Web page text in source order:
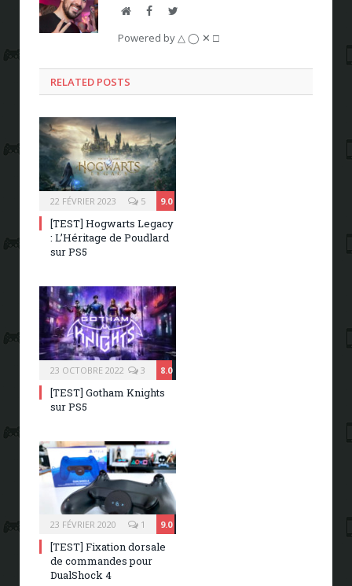
WebsiteFacebookTwitter
Powered by △ ◯ ✕ □
RELATED POSTS
22 FÉVRIER 2023 9.0
5
[TEST] Hogwarts Legacy
: L’Héritage de Poudlard
sur PS5
23 OCTOBRE 2022 8.0
3
[TEST] Gotham Knights
sur PS5
23 FÉVRIER 2020 9.0
1
[TEST] Fixation dorsale
de commandes pour
DualShock 4